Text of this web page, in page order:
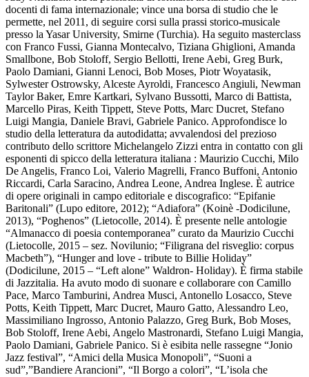
docenti di fama internazionale; vince una borsa di studio che le
permette, nel 2011, di seguire corsi sulla prassi storico-musicale
presso la Yasar University, Smirne (Turchia). Ha seguito masterclass
con Franco Fussi, Gianna Montecalvo, Tiziana Ghiglioni, Amanda
Smallbone, Bob Stoloff, Sergio Bellotti, Irene Aebi, Greg Burk,
Paolo Damiani, Gianni Lenoci, Bob Moses, Piotr Woyatasik,
Sylwester Ostrowsky, Alceste Ayroldi, Francesco Angiuli, Newman
Taylor Baker, Emre Kartkari, Sylvano Bussotti, Marco di Battista,
Marcello Piras, Keith Tippett, Steve Potts, Marc Ducret, Stefano
Luigi Mangia, Daniele Bravi, Gabriele Panico. Approfondisce lo
studio della letteratura da autodidatta; avvalendosi del prezioso
contributo dello scrittore Michelangelo Zizzi entra in contatto con gli
esponenti di spicco della letteratura italiana : Maurizio Cucchi, Milo
De Angelis, Franco Loi, Valerio Magrelli, Franco Buffoni, Antonio
Riccardi, Carla Saracino, Andrea Leone, Andrea Inglese. È autrice
di opere originali in campo editoriale e discografico: “Epifanie
Baritonali” (Lupo editore, 2012); “Adiafora” (Koinè -Dodicilune,
2013), “Poghenos” (Lietocolle, 2014). È presente nelle antologie
“Almanacco di poesia contemporanea” curato da Maurizio Cucchi
(Lietocolle, 2015 – sez. Novilunio; “Filigrana del risveglio: corpus
Macbeth”), “Hunger and love - tribute to Billie Holiday”
(Dodicilune, 2015 – “Left alone” Waldron- Holiday). È firma stabile
di Jazzitalia. Ha avuto modo di suonare e collaborare con Camillo
Pace, Marco Tamburini, Andrea Musci, Antonello Losacco, Steve
Potts, Keith Tippett, Marc Ducret, Mauro Gatto, Alessandro Leo,
Massimiliano Ingrosso, Antonio Palazzo, Greg Burk, Bob Moses,
Bob Stoloff, Irene Aebi, Angelo Mastronardi, Stefano Luigi Mangia,
Paolo Damiani, Gabriele Panico. Si è esibita nelle rassegne “Jonio
Jazz festival”, “Amici della Musica Monopoli”, “Suoni a
sud”,”Bandiere Arancioni”, “Il Borgo a colori”, “L’isola che